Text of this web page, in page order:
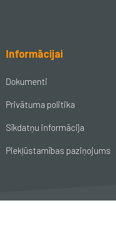
Informācijai
Dokumenti
Privātuma politika
Sīkdatņu informācija
Piekļūstamības paziņojums